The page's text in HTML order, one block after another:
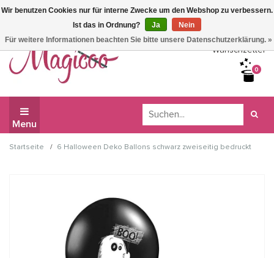
Wir haben Betriebsferien, daher können Sie derzeit nicht
bestellen.
Wunschzettel
0
Menu
Startseite / 6 Halloween Deko Ballons schwarz zweiseitig bedruckt
Wir benutzen Cookies nur für interne Zwecke um den Webshop zu verbessern.
Ist das in Ordnung?
Ja
Nein
Für weitere Informationen beachten Sie bitte unsere Datenschutzerklärung. »